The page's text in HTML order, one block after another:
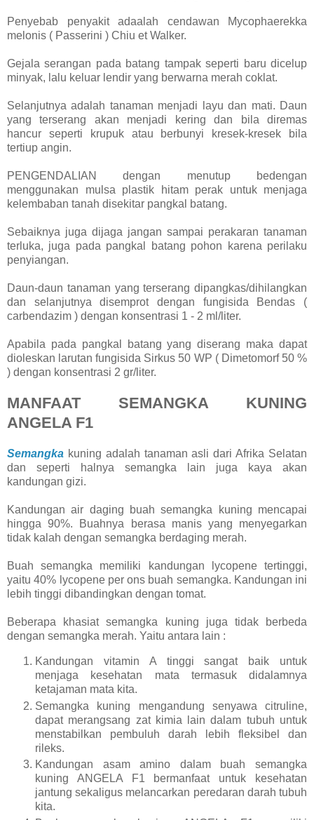
Penyebab penyakit adaalah cendawan Mycophaerekka
melonis ( Passerini ) Chiu et Walker.
Gejala serangan pada batang tampak seperti baru dicelup
minyak, lalu keluar lendir yang berwarna merah coklat.
Selanjutnya adalah tanaman menjadi layu dan mati. Daun
yang terserang akan menjadi kering dan bila diremas
hancur seperti krupuk atau berbunyi kresek-kresek bila
tertiup angin.
PENGENDALIAN dengan menutup bedengan
menggunakan mulsa plastik hitam perak untuk menjaga
kelembaban tanah disekitar pangkal batang.
Sebaiknya juga dijaga jangan sampai perakaran tanaman
terluka, juga pada pangkal batang pohon karena perilaku
penyiangan.
Daun-daun tanaman yang terserang dipangkas/dihilangkan
dan selanjutnya disemprot dengan fungisida Bendas (
carbendazim ) dengan konsentrasi 1 - 2 ml/liter.
Apabila pada pangkal batang yang diserang maka dapat
dioleskan larutan fungisida Sirkus 50 WP ( Dimetomorf 50 %
) dengan konsentrasi 2 gr/liter.
MANFAAT SEMANGKA KUNING
ANGELA F1
Semangka kuning adalah tanaman asli dari Afrika Selatan
dan seperti halnya semangka lain juga kaya akan
kandungan gizi.
Kandungan air daging buah semangka kuning mencapai
hingga 90%. Buahnya berasa manis yang menyegarkan
tidak kalah dengan semangka berdaging merah.
Buah semangka memiliki kandungan lycopene tertinggi,
yaitu 40% lycopene per ons buah semangka. Kandungan ini
lebih tinggi dibandingkan dengan tomat.
Beberapa khasiat semangka kuning juga tidak berbeda
dengan semangka merah. Yaitu antara lain :
Kandungan vitamin A tinggi sangat baik untuk
menjaga kesehatan mata termasuk didalamnya
ketajaman mata kita.
Semangka kuning mengandung senyawa citruline,
dapat merangsang zat kimia lain dalam tubuh untuk
menstabilkan pembuluh darah lebih fleksibel dan
rileks.
Kandungan asam amino dalam buah semangka
kuning ANGELA F1 bermanfaat untuk kesehatan
jantung sekaligus melancarkan peredaran darah tubuh
kita.